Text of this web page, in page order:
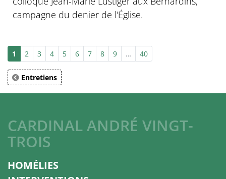
campagne du denier de l'Église.
1 2 3 4 5 6 7 8 9 … 40
Entretiens
CARDINAL ANDRÉ VINGT-
TROIS
HOMÉLIES